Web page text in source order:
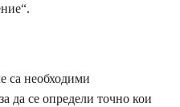
са необходими
да се определи точно кои